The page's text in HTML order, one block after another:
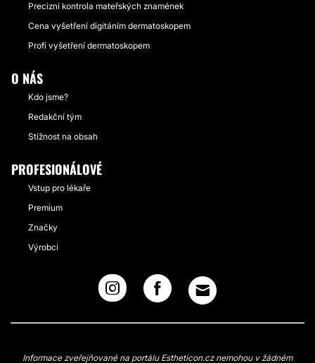
Precizní kontrola mateřských znamének
Cena vyšetření digitáním dermatoskopem
Profi vyšetření dermatoskopem
O NÁS
Kdo jsme?
Redakční tým
Stížnost na obsah
PROFESIONÁLOVÉ
Vstup pro lékaře
Premium
Značky
Výrobci
Informace zveřejňované na portálu Estheticon.cz nemohou v žádném